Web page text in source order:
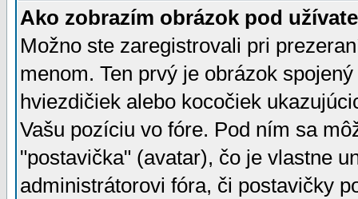
Ako zobrazím obrázok pod
Možno ste zaregistrovali pri
menom. Ten prvý je obrázok
hviezdičiek alebo kocočiek
Vašu pozíciu vo fóre. Pod ním sa
"postavička" (avatar), čo je vlastne
administrátorovi fóra, či postavičky